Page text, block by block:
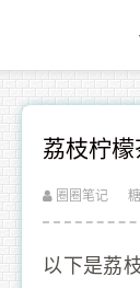
荔枝柠
圈圈笔记
以下是荔